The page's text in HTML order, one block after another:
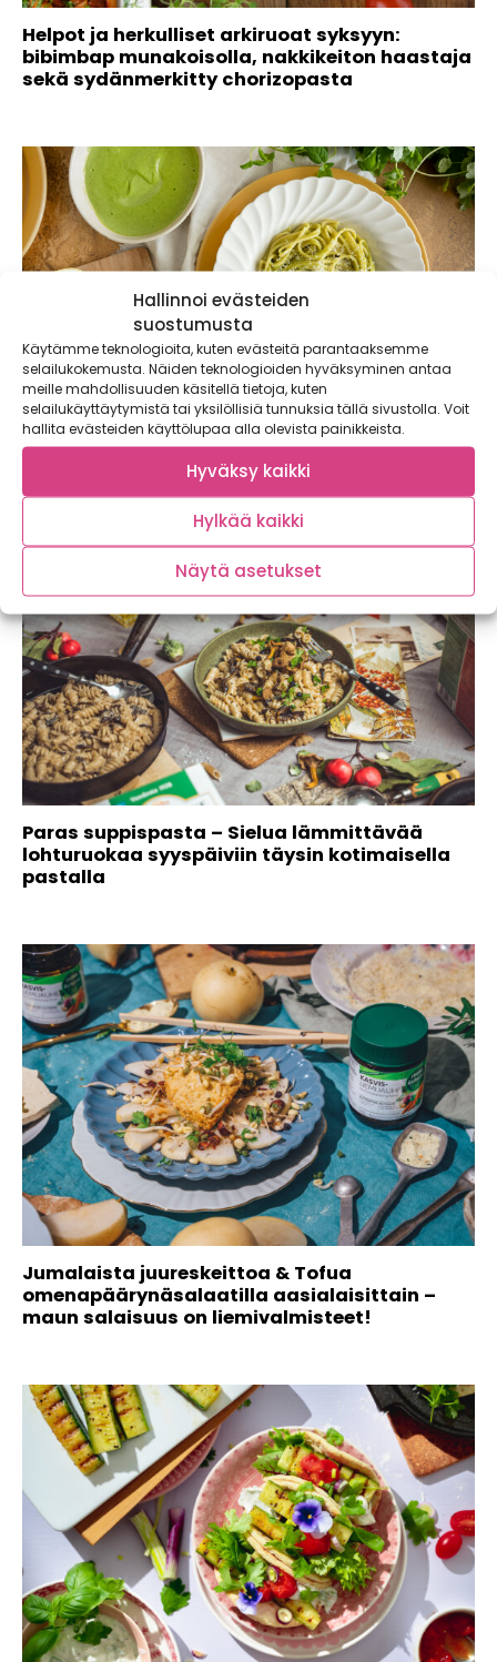
Hallinnoi evästeiden
suostumusta
Käytämme teknologioita, kuten evästeitä parantaaksemme
selailukokemusta. Näiden teknologioiden hyväksyminen antaa
meille mahdollisuuden käsitellä tietoja, kuten
selailukäyttäytymistä tai yksilöllisiä tunnuksia tällä sivustolla. Voit
hallita evästeiden käyttölupaa alla olevista painikkeista.
Hyväksy kaikki
Hylkää kaikki
Näytä asetukset
Helpot ja herkulliset arkiruoat syksyyn:
bibimbap munakoisolla, nakkikeiton haastaja
sekä sydänmerkitty chorizopasta
Nopea yrttipestopasta – heinäkuun suosikki
Paras suppispasta – Sielua lämmittävää
lohturuokaa syyspäiviin täysin kotimaisella
pastalla
Jumalaista juureskeittoa & Tofua
omenapäärynäsalaatilla aasialaisittain –
maun salaisuus on liemivalmisteet!